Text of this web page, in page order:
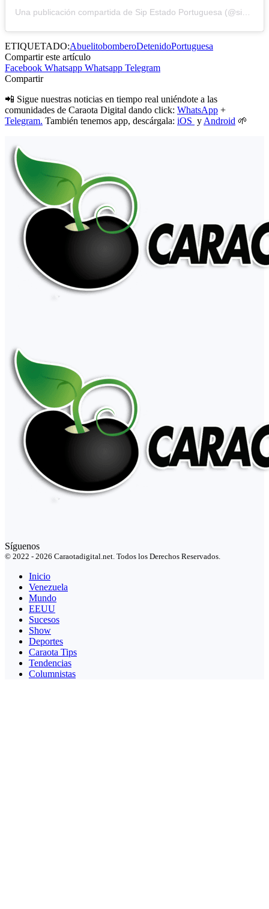
ETIQUETADO:AbuelitobomberoDetenidoPortuguesa
Compartir este artículo
Facebook Whatsapp Whatsapp Telegram
Compartir
📲 Sigue nuestras noticias en tiempo real uniéndote a las
comunidades de Caraota Digital dando click: WhatsApp +
Telegram. También tenemos app, descárgala: iOS y Android 🌱
Síguenos
© 2022 - 2026 Caraotadigital.net. Todos los Derechos Reservados.
Inicio
Venezuela
Mundo
EEUU
Sucesos
Show
Deportes
Caraota Tips
Tendencias
Columnistas